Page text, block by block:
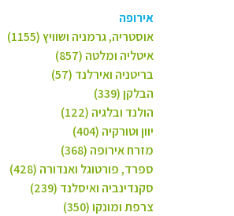
אירופה
אוסטריה, גרמניה ושוויץ (1155)
איטליה ומלטה (857)
בריטניה ואירלנד (57)
הבלקן (339)
הולנד ובלגיה (122)
יוון וטורקיה (404)
מזרח אירופה (368)
ספרד, פורטוגל ואנדורה (428)
סקנדינביה ואיסלנד (239)
צרפת ומונקו (350)